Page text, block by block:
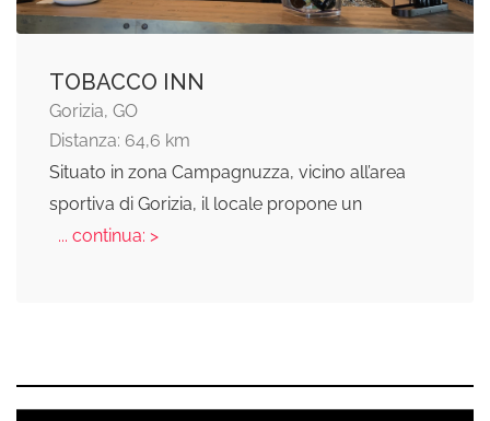
TOBACCO INN
Gorizia, GO
Distanza: 64,6 km
Situato in zona Campagnuzza, vicino all’area
sportiva di Gorizia, il locale propone un
... continua: >